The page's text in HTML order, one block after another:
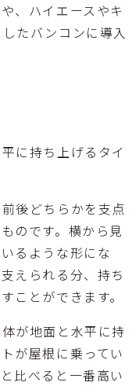
、ハイエースやキ
たバンコンに導入
に持ち上げるタイ
後どちらかを支点
のです。横から見
るような形にな
えられる分、持ち
ことができます。
が地面と水平に持
が屋根に乗ってい
比べると一番高い